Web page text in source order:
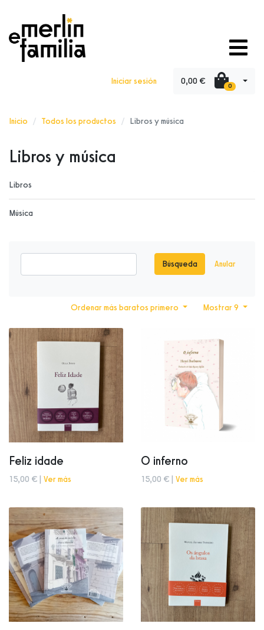
Iniciar sesión 0,00 € 0
Inicio Todos los productos Libros y música
Libros y música
Libros
Música
Búsqueda Anular
Mostrar 9
Ordenar más baratos primero
Feliz idade
15,00 € | Ver más
O inferno
15,00 € | Ver más